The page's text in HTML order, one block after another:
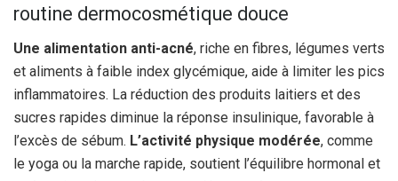
routine dermocosmétique douce
Une alimentation anti-acné, riche en fibres, légumes verts
et aliments à faible index glycémique, aide à limiter les pics
inflammatoires. La réduction des produits laitiers et des
sucres rapides diminue la réponse insulinique, favorable à
l’excès de sébum. L’activité physique modérée, comme
le yoga ou la marche rapide, soutient l’équilibre hormonal et